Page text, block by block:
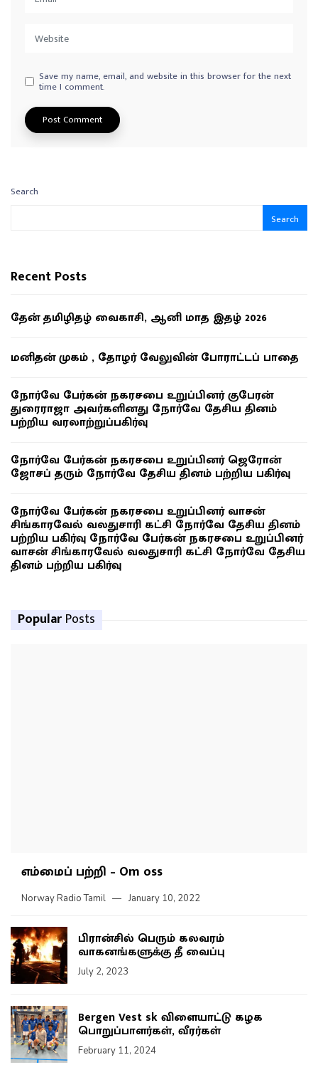
Save my name, email, and website in this browser for the next
time I comment.
Search
Search
Recent Posts
தேன் தமிழிதழ் வைகாசி, ஆனி மாத இதழ் 2026
மனிதன் முகம் , தோழர் வேலுவின் போராட்டப் பாதை
நோர்வே பேர்கன் நகரசபை உறுப்பினர் குபேரன்
துரைராஜா அவர்களினது நோர்வே தேசிய தினம்
பற்றிய வரலாற்றுப்பகிர்வு
நோர்வே பேர்கன் நகரசபை உறுப்பினர் ஜெரோன்
ஜோசப் தரும் நோர்வே தேசிய தினம் பற்றிய பகிர்வு
நோர்வே பேர்கன் நகரசபை உறுப்பினர் வாசன்
சிங்காரவேல் வலதுசாரி கட்சி நோர்வே தேசிய தினம்
பற்றிய பகிர்வு நோர்வே பேர்கன் நகரசபை உறுப்பினர்
வாசன் சிங்காரவேல் வலதுசாரி கட்சி நோர்வே தேசிய
தினம் பற்றிய பகிர்வு
Popular Posts
எம்மைப் பற்றி – Om oss
Norway Radio Tamil January 10, 2022
பிரான்சில் பெரும் கலவரம்
வாகனங்களுக்கு தீ வைப்பு
July 2, 2023
Bergen Vest sk விளையாட்டு கழக
பொறுப்பாளர்கள், வீரர்கள்
February 11, 2024